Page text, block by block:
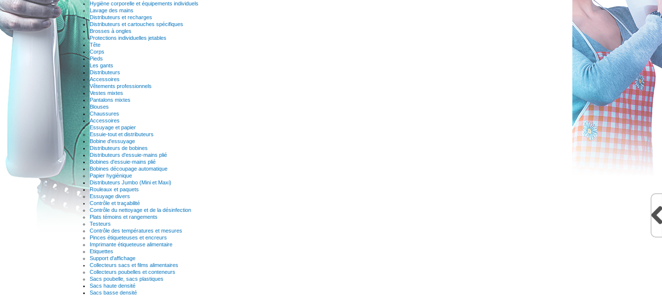
Hygiène corporelle et équipements individuels
Lavage des mains
Distributeurs et recharges
Distributeurs et cartouches spécifiques
Brosses à ongles
Protections individuelles jetables
Tête
Corps
Pieds
Les gants
Distributeurs
Accessoires
Vêtements professionnels
Vestes mixtes
Pantalons mixtes
Blouses
Chaussures
Accessoires
Essuyage et papier
Essuie-tout et distributeurs
Bobine d'essuyage
Distributeurs de bobines
Distributeurs d'essuie-mains plié
Bobines d'essuie-mains plié
Bobines découpage automatique
Papier hygiènique
Distributeurs Jumbo (Mini et Maxi)
Rouleaux et paquets
Essuyage divers
Contrôle et traçabilité
Contrôle du nettoyage et de la désinfection
Plats témoins et rangements
Testeurs
Contrôle des températures et mesures
Pinces étiqueteuses et encreurs
Imprimante étiqueteuse alimentaire
Etiquettes
Support d'affichage
Collecteurs sacs et films alimentaires
Collecteurs poubelles et conteneurs
Sacs poubelle, sacs plastiques
Sacs haute densité
Sacs basse densité